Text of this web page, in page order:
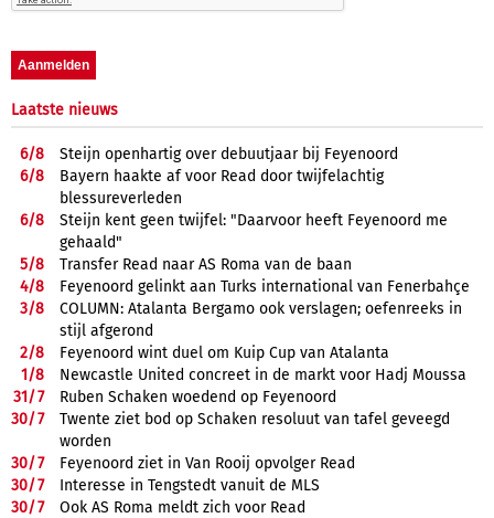
Laatste nieuws
6/8
Steijn openhartig over debuutjaar bij Feyenoord
6/8
Bayern haakte af voor Read door twijfelachtig
blessureverleden
6/8
Steijn kent geen twijfel: "Daarvoor heeft Feyenoord me
gehaald"
5/8
Transfer Read naar AS Roma van de baan
4/8
Feyenoord gelinkt aan Turks international van Fenerbahçe
3/8
COLUMN: Atalanta Bergamo ook verslagen; oefenreeks in
stijl afgerond
2/8
Feyenoord wint duel om Kuip Cup van Atalanta
1/8
Newcastle United concreet in de markt voor Hadj Moussa
31/7
Ruben Schaken woedend op Feyenoord
30/7
Twente ziet bod op Schaken resoluut van tafel geveegd
worden
30/7
Feyenoord ziet in Van Rooij opvolger Read
30/7
Interesse in Tengstedt vanuit de MLS
30/7
Ook AS Roma meldt zich voor Read